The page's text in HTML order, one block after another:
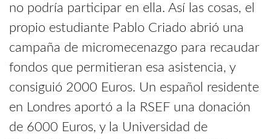
no podría participar en ella. Así las cosas, el
propio estudiante Pablo Criado abrió una
campaña de micromecenazgo para recaudar
fondos que permitieran esa asistencia, y
consiguió 2000 Euros. Un español residente
en Londres aportó a la RSEF una donación
de 6000 Euros, y la Universidad de